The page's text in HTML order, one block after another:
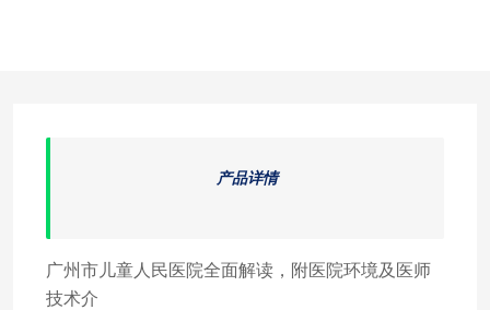
产品详情
广州市儿童人民医院全面解读，附医院环境及医师
技术介